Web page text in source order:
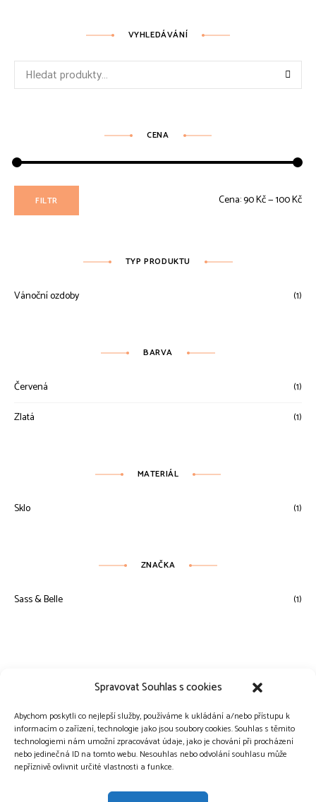
Spravovat Souhlas s cookies
Abychom poskytli co nejlepší služby, používáme k ukládání a/nebo přístupu k
informacím o zařízení, technologie jako jsou soubory cookies. Souhlas s těmito
technologiemi nám umožní zpracovávat údaje, jako je chování při procházení
nebo jedinečná ID na tomto webu. Nesouhlas nebo odvolání souhlasu může
nepříznivě ovlivnit určité vlastnosti a funkce.
VYHLEDÁVÁNÍ
Hledat:
CENA
FILTR Cena:90 Kč—100 Kč
TYP PRODUKTU
Vánoční ozdoby (1)
BARVA
Červená (1)
Zlatá (1)
MATERIÁL
Sklo (1)
ZNAČKA
Sass & Belle (1)